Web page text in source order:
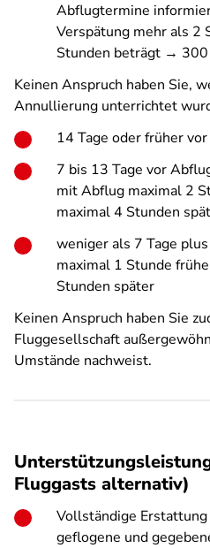
Abflugtermine
Verspätung mehr als 2
Stunden beträgt → 300
Keinen Anspruch haben Sie,
Annullierung unterrichtet
14 Tage oder früher
7 bis 13 Tage vor
mit Abflug maximal 2
maximal 4 Stunden
weniger als 7 Tage
maximal 1 Stunde
Stunden später
Keinen Anspruch haben Sie
Fluggesellschaft
Umstände nachweist.
Fluggasts alternativ)
Vollständige
geflogene und